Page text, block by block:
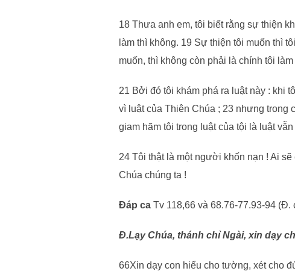
18 Thưa anh em, tôi biết rằng sự thiện
làm thì không. 19 Sự thiện tôi muốn thì
muốn, thì không còn phải là chính tôi
21 Bởi đó tôi khám phá ra luật này : khi
vì luật của Thiên Chúa ; 23 nhưng trong
giam hãm tôi trong luật của tội là luật
24 Tôi thật là một người khốn nạn ! Ai
Chúa chúng ta !
Đáp ca Tv 118,66 và 68.76-77.93-94 (Đ.
Đ.Lạy Chúa, thánh chỉ Ngài, xin dạy
66Xin dạy con hiểu cho tường, xét cho